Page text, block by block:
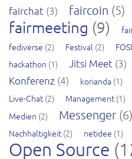
fairchat (3) faircoin (5)
fairmeeting (9)
fediverse (2) Festival (2)
hackathon (1) Jitsi Meet (3)
Konferenz (4) korianda (1)
Live-Chat (2) Management (1)
Medien (2) Messenger (6)
Nachhaltigkeit (2) netidee (1)
Open Source